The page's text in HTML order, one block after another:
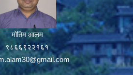
मोतिम आलम
९८६६९२२१६१